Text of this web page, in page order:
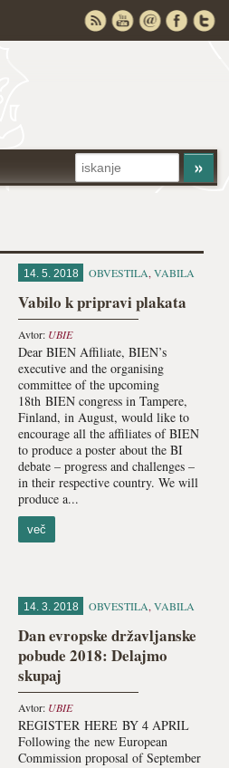
14. 5. 2018 OBVESTILA,VABILA
Vabilo k pripravi plakata
Avtor: UBIE
Dear BIEN Affiliate, BIEN’s
executive and the organising
committee of the upcoming
18th BIEN congress in Tampere,
Finland, in August, would like to
encourage all the affiliates of BIEN
to produce a poster about the BI
debate – progress and challenges –
in their respective country. We will
produce a...
več
14. 3. 2018 OBVESTILA,VABILA
Dan evropske državljanske
pobude 2018: Delajmo
skupaj
Avtor: UBIE
REGISTER HERE BY 4 APRIL
Following the new European
Commission proposal of September